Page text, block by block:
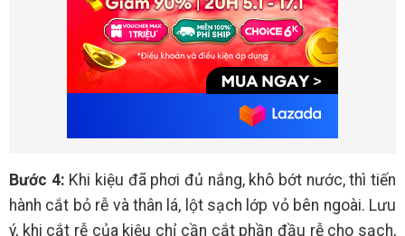
Bước 4: Khi kiệu đã phơi đủ nắng, khô bớt nước, thì tiến
hành cắt bỏ rễ và thân lá, lột sạch lớp vỏ bên ngoài. Lưu
ý, khi cắt rễ của kiệu chỉ cần cắt phần đầu rễ cho sạch,